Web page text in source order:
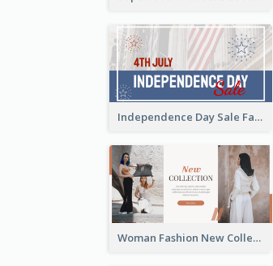
Independence Day Sale Facebook Ad
Woman Fashion New Collection Facebook Ad